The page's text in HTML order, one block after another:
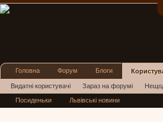
Головна Форум Блоги
Видатні користувачі Зараз на форумі
Нові повідомлення профілю
Посиденьки Львівські новини